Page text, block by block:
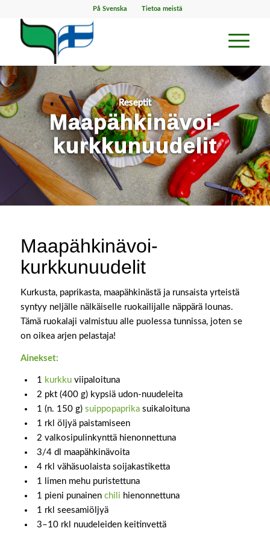
På Svenska Tietoa meistä
Reseptit
Maapähkinävoi-
kurkkunuudelit
Maapähkinävoi-
kurkkunuudelit
Kurkusta, paprikasta, maapähkinästä ja runsaista yrteistä
syntyy neljälle nälkäiselle ruokailijalle näppärä lounas.
Tämä ruokalaji valmistuu alle puolessa tunnissa, joten se
on oikea arjen pelastaja!
Ainekset:
1 kurkkuviipaloituna
2 pkt (400 g) kypsiä udon-nuudeleita
1 (n. 150 g) suippopaprikasuikaloituna
1 rkl öljyä paistamiseen
2 valkosipulinkynttä hienonnettuna
3/4 dl maapähkinävoita
4 rkl vähäsuolaista soijakastiketta
1 limen mehu puristettuna
1 pieni punainen chili hienonnettuna
1 rkl seesamiöljyä
3–10 rkl nuudeleiden keitinvettä